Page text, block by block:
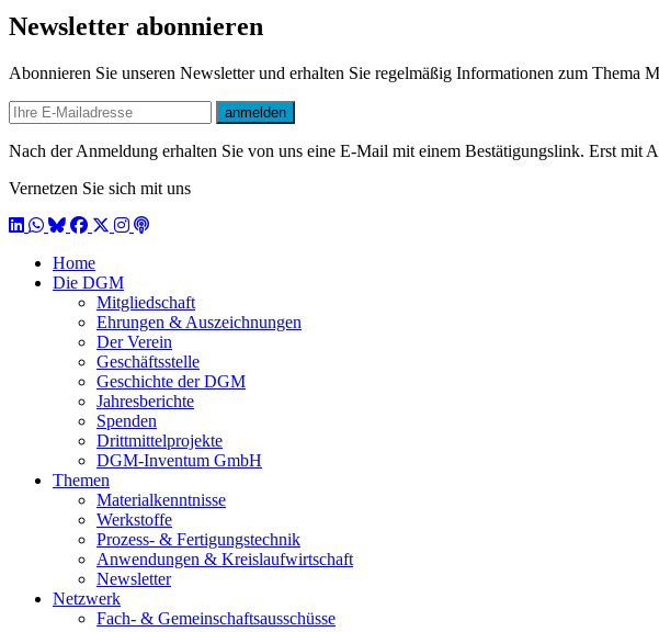
Newsletter abonnieren
Abonnieren Sie unseren Newsletter und erhalten Sie regelmäßig Informationen zum Thema
E-mail
anmelden
Nach der Anmeldung erhalten Sie von uns eine E-Mail mit einem Bestätigungslink. Erst mit
Vernetzen Sie sich mit uns
LinkedIn
WhatsApp
BlueSky
Facebook
X / Twitter
Instagram
Podcast
Home
Die DGM
Mitgliedschaft
Ehrungen & Auszeichnungen
Der Verein
Geschäftsstelle
Geschichte der DGM
Jahresberichte
Spenden
Drittmittelprojekte
DGM-Inventum GmbH
Themen
Materialkenntnisse
Werkstoffe
Prozess- & Fertigungstechnik
Anwendungen & Kreislaufwirtschaft
Newsletter
Netzwerk
Fach- & Gemeinschaftsausschüsse